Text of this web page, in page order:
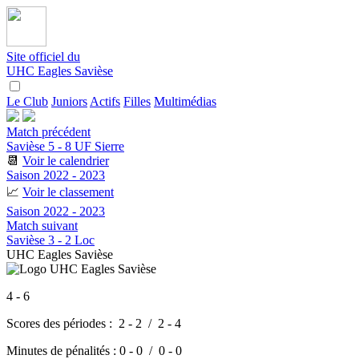
Site officiel du
UHC Eagles Savièse
Le Club Juniors Actifs Filles Multimédias
Match précédent
Savièse 5 - 8 UF Sierre
📆 Voir le calendrier
Saison 2022 - 2023
📈 Voir le classement
Saison 2022 - 2023
Match suivant
Savièse 3 - 2 Loc
UHC Eagles Savièse
4 - 6
Scores des périodes : 2 - 2 / 2 - 4
Minutes de pénalités : 0 - 0 / 0 - 0